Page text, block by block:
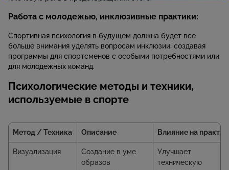
Работа с молодежью, инклюзивные практики:
Спортивная психология в будущем должна будет все
больше внимания уделять вопросам инклюзии, создавая
программы для спортсменов с особыми потребностями или
для молодежных команд.
Психологические методы и техники,
используемые в спорте
Метод / Техника Описание Влияние на
Визуализация
Создание в уме
образов
Улучшает
техническую